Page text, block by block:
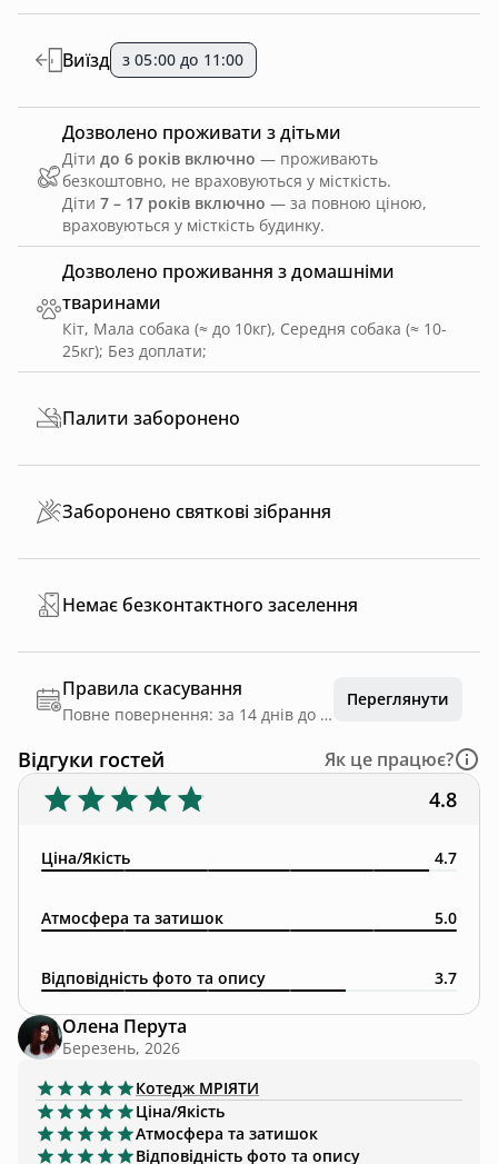
Дозволено проживання з домашніми
тваринами
Кіт, Мала собака (≈ до 10кг), Середня собака (≈ 10-
25кг); Без доплати;
Виїзд з 05:00 до 11:00
Дозволено проживати з дітьми
Діти до 6 років включно — проживають
безкоштовно, не враховуються у місткість.
Діти 7 – 17 років включно — за повною ціною,
враховуються у місткість будинку.
Палити заборонено
Заборонено святкові зібрання
Немає безконтактного заселення
Правила скасування
Повне повернення: за 14 днів до дати заїзду
Переглянути
Відгуки гостей Як це працює?
4.8
Ціна/Якість 4.7
Атмосфера та затишок 5.0
Відповідність фото та опису 3.7
Олена Перута
Березень, 2026
Котедж MРІЯТИ
Ціна/Якість
Атмосфера та затишок
Відповідність фото та опису